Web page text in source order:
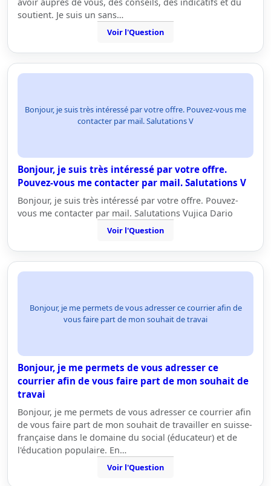
soutient. Je suis un sans…
Voir l'Question
Bonjour, je suis très intéressé par votre offre. Pouvez-vous me
contacter par mail. Salutations V
Bonjour, je suis très intéressé par votre offre.
Pouvez-vous me contacter par mail. Salutations V
Bonjour, je suis très intéressé par votre offre. Pouvez-
vous me contacter par mail. Salutations Vujica Dario
Voir l'Question
Bonjour, je me permets de vous adresser ce courrier afin de
vous faire part de mon souhait de travai
Bonjour, je me permets de vous adresser ce
courrier afin de vous faire part de mon souhait de
travai
Bonjour, je me permets de vous adresser ce courrier afin
de vous faire part de mon souhait de travailler en suisse-
française dans le domaine du social (éducateur) et de
l'éducation populaire. En…
Voir l'Question